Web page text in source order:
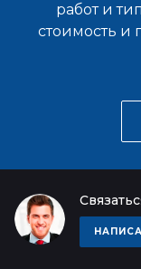
работ и
стоимость и